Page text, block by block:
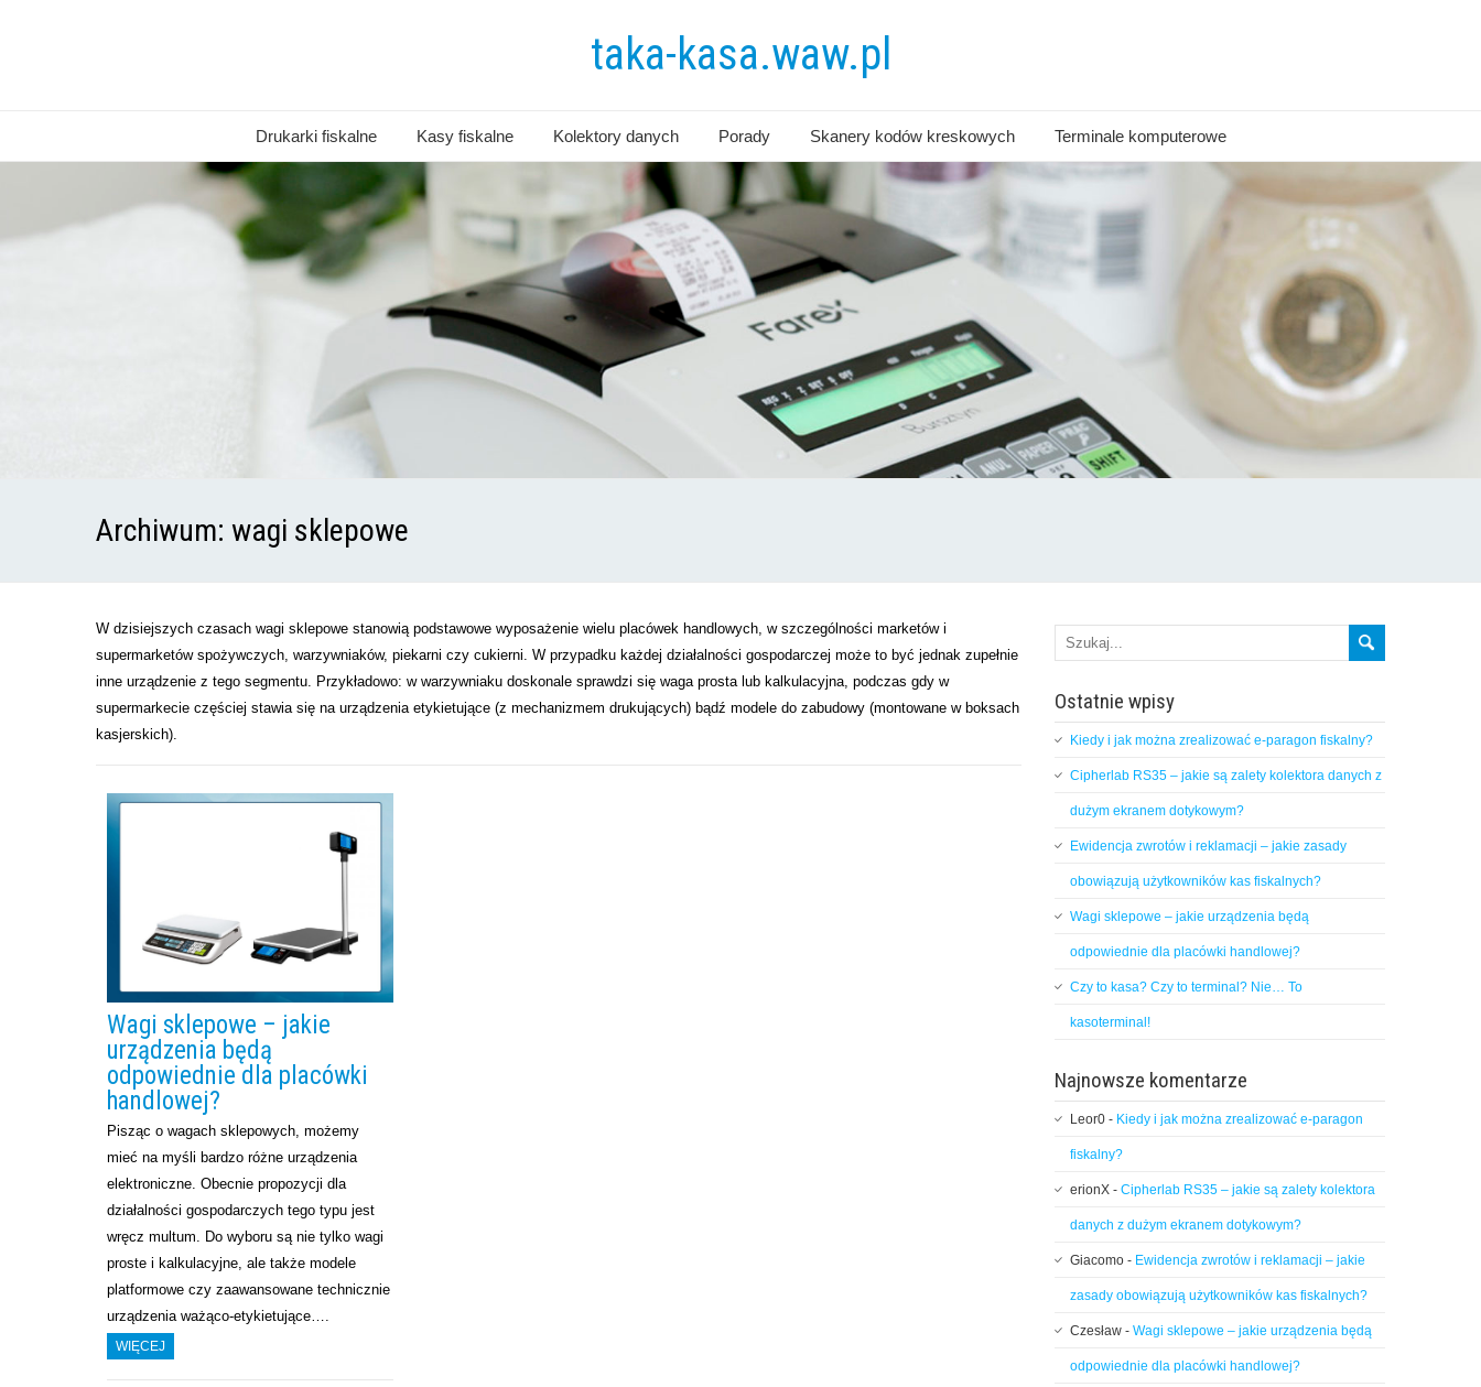
taka-kasa.waw.pl
Drukarki fiskalne Kasy fiskalne Kolektory danych Porady Skanery kodów kreskowych Terminale komputerowe
Archiwum: wagi sklepowe
W dzisiejszych czasach wagi sklepowe stanowią podstawowe wyposażenie wielu placówek handlowych, w szczególności marketów i
supermarketów spożywczych, warzywniaków, piekarni czy cukierni. W przypadku każdej działalności gospodarczej może to być jednak zupełnie
inne urządzenie z tego segmentu. Przykładowo: w warzywniaku doskonale sprawdzi się waga prosta lub kalkulacyjna, podczas gdy w
supermarkecie częściej stawia się na urządzenia etykietujące (z mechanizmem drukujących) bądź modele do zabudowy (montowane w boksach
kasjerskich).
Wagi sklepowe – jakie
urządzenia będą
odpowiednie dla placówki
handlowej?
Pisząc o wagach sklepowych, możemy
mieć na myśli bardzo różne urządzenia
elektroniczne. Obecnie propozycji dla
działalności gospodarczych tego typu jest
wręcz multum. Do wyboru są nie tylko wagi
proste i kalkulacyjne, ale także modele
platformowe czy zaawansowane technicznie
urządzenia ważąco-etykietujące….
WIĘCEJ
Ostatnie wpisy
Kiedy i jak można zrealizować e-paragon fiskalny?
Cipherlab RS35 – jakie są zalety kolektora danych z
dużym ekranem dotykowym?
Ewidencja zwrotów i reklamacji – jakie zasady
obowiązują użytkowników kas fiskalnych?
Wagi sklepowe – jakie urządzenia będą
odpowiednie dla placówki handlowej?
Czy to kasa? Czy to terminal? Nie… To
kasoterminal!
Najnowsze komentarze
Leor0 - Kiedy i jak można zrealizować e-paragon
fiskalny?
erionX - Cipherlab RS35 – jakie są zalety kolektora
danych z dużym ekranem dotykowym?
Giacomo - Ewidencja zwrotów i reklamacji – jakie
zasady obowiązują użytkowników kas fiskalnych?
Czesław - Wagi sklepowe – jakie urządzenia będą
odpowiednie dla placówki handlowej?